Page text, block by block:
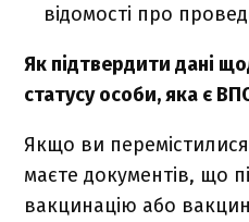
відомості про
Як підтвердити дані
статусу особи, яка є
Якщо ви
маєте документів, що
вакцинацію або